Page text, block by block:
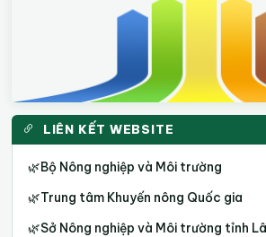
LIÊN KẾT WEBSITE
🌿Bộ Nông nghiệp và Môi trường
🌿Trung tâm Khuyến nông Quốc gia
🌿Sở Nông nghiệp và Môi trường tỉnh